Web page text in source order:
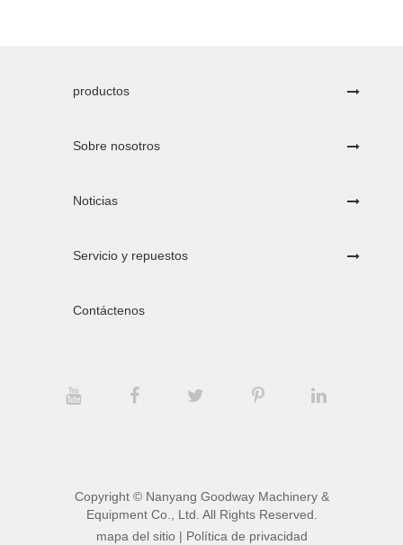
productos
Sobre nosotros
Noticias
Servicio y repuestos
Contáctenos
Copyright © Nanyang Goodway Machinery &
Equipment Co., Ltd. All Rights Reserved.
mapa del sitio| Política de privacidad